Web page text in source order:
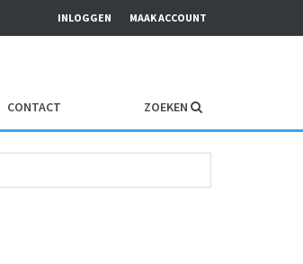
INLOGGEN MAAK ACCOUNT
CONTACT ZOEKEN